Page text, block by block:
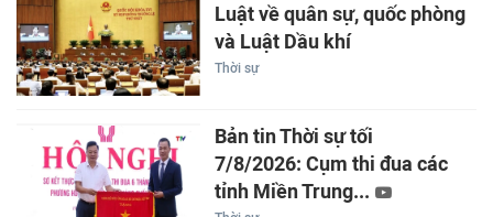
Luật về quân sự, quốc phòng
và Luật Dầu khí
Thời sự
Bản tin Thời sự tối
7/8/2026: Cụm thi đua các
tỉnh Miền Trung...